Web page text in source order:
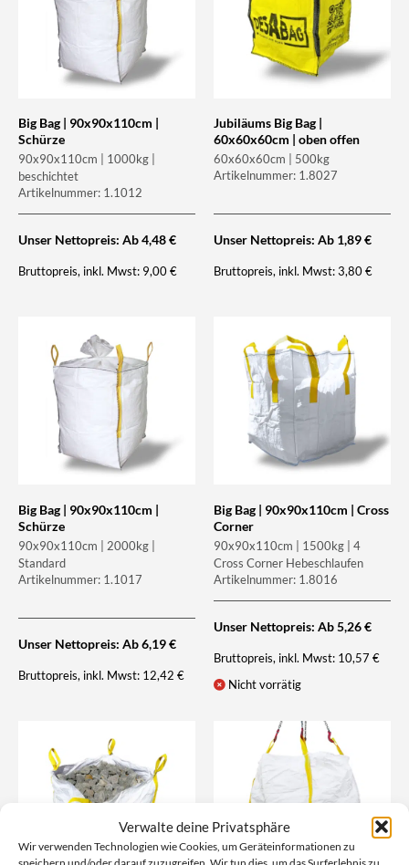
Verwalte deine Privatsphäre
Wir verwenden Technologien wie Cookies, um Geräteinformationen zu
speichern und/oder darauf zuzugreifen. Wir tun dies, um das Surferlebnis zu
Big Bag | 90x90x110cm |
Schürze
90x90x110cm | 1000kg |
beschichtet
Artikelnummer: 1.1012
Unser Nettopreis: Ab4,48€
Bruttopreis, inkl. Mwst: 9,00€
Jubiläums Big Bag |
60x60x60cm | oben offen
60x60x60cm | 500kg
Artikelnummer: 1.8027
Unser Nettopreis: Ab 1,89€
Bruttopreis, inkl. Mwst:3,80€
Big Bag | 90x90x110cm |
Schürze
90x90x110cm | 2000kg |
Standard
Artikelnummer: 1.1017
Unser Nettopreis: Ab6,19€
Bruttopreis, inkl. Mwst: 12,42€
Big Bag | 90x90x110cm | Cross
Corner
90x90x110cm | 1500kg | 4
Cross Corner Hebeschlaufen
Artikelnummer: 1.8016
Unser Nettopreis: Ab5,26€
Bruttopreis, inkl. Mwst: 10,57€
Nicht vorrätig